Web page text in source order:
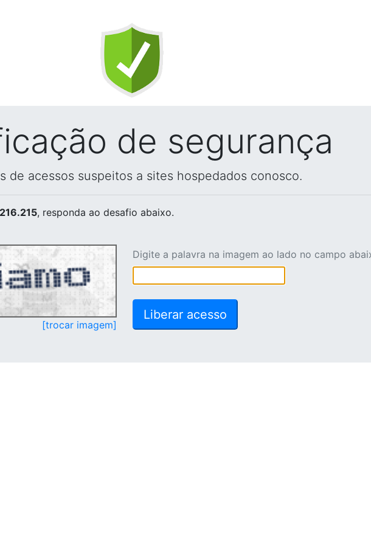
de segurança
de acessos suspeitos a sites hospedados conosco.
, responda ao desafio abaixo.
[trocar imagem]
Digite a palavra na imagem ao lado no campo